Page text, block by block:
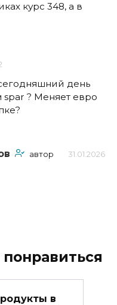
курс 348, а в
день
spar ? Меняет евро
автор
31.01.2026
в